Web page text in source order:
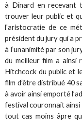
à Dinard en recevant
trouver leur public et
l’aristocratie de ce
président du jury qui a
à l’unanimité par son
du meilleur film a ainsi
Hitchcock du public et
film d’être distribué 40
à avoir ainsi emporté
festival couronnait ainsi
tout cas moins âpre